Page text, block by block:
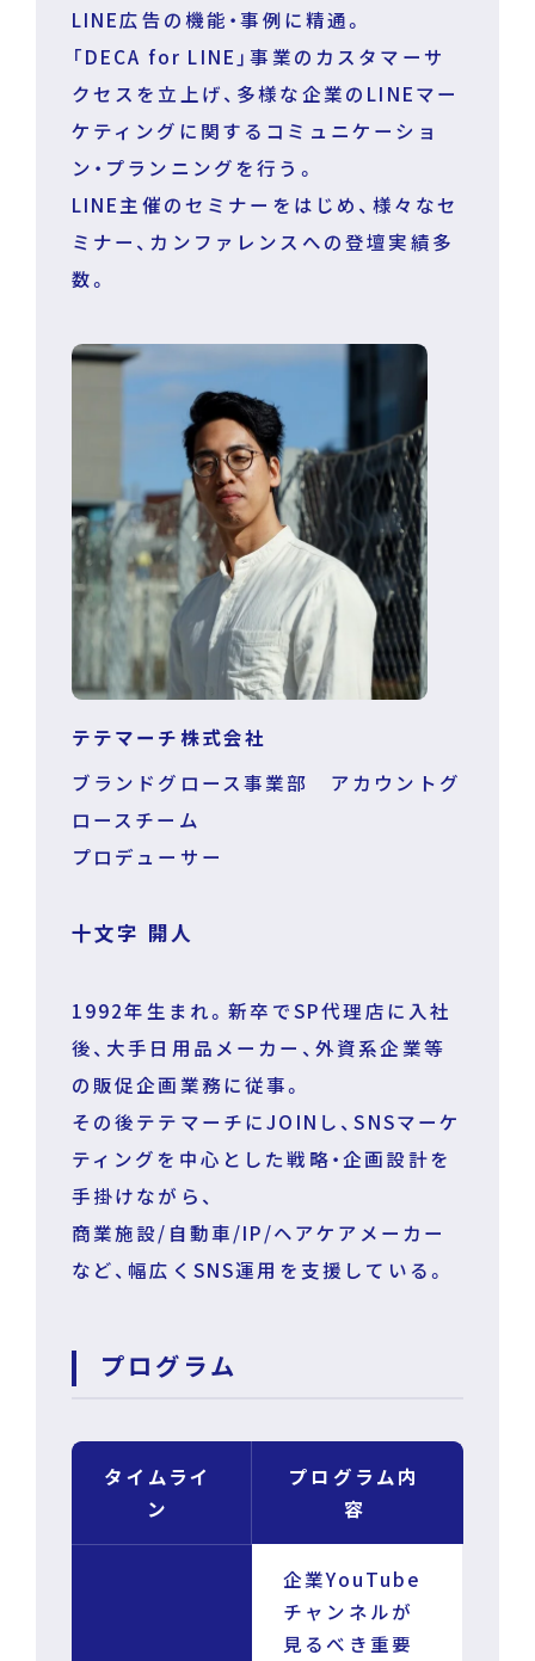
LINE広告の機能・事例に精通。
「DECA for LINE」事業のカスタマーサ
クセスを立上げ、多様な企業のLINEマー
ケティングに関するコミュニケーショ
ン・プランニングを行う。
LINE主催のセミナーをはじめ、様々なセ
ミナー、カンファレンスへの登壇実績多
数。
テテマーチ株式会社
ブランドグロース事業部 アカウントグ
ロースチーム
プロデューサー
十文字 開人
1992年生まれ。新卒でSP代理店に入社
後、大手日用品メーカー、外資系企業等
の販促企画業務に従事。
その後テテマーチにJOINし、SNSマーケ
ティングを中心とした戦略・企画設計を
手掛けながら、
商業施設/自動車/IP/ヘアケアメーカー
など、幅広くSNS運用を支援している。
プログラム
タイムライ
ン
プログラム内
容
企業YouTube
チャンネルが
見るべき重要